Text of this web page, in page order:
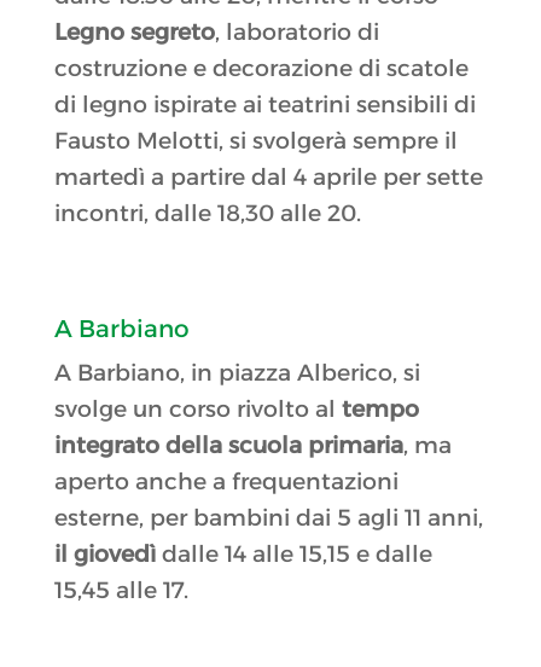
Legno segreto, laboratorio di
costruzione e decorazione di scatole
di legno ispirate ai teatrini sensibili di
Fausto Melotti, si svolgerà sempre il
martedì a partire dal 4 aprile per sette
incontri, dalle 18,30 alle 20.
A Barbiano
A Barbiano, in piazza Alberico, si
svolge un corso rivolto al tempo
integrato della scuola primaria, ma
aperto anche a frequentazioni
esterne, per bambini dai 5 agli 11 anni,
il giovedìdalle 14 alle 15,15 e dalle
15,45 alle 17.